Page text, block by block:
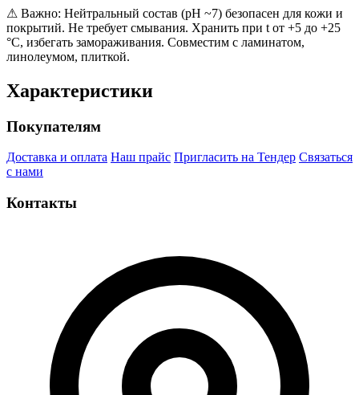
⚠ Важно: Нейтральный состав (pH ~7) безопасен для кожи и
покрытий. Не требует смывания. Хранить при t от +5 до +25
°C, избегать замораживания. Совместим с ламинатом,
линолеумом, плиткой.
Характеристики
Покупателям
Доставка и оплата Наш прайс Пригласить на Тендер Связаться
с нами
Контакты